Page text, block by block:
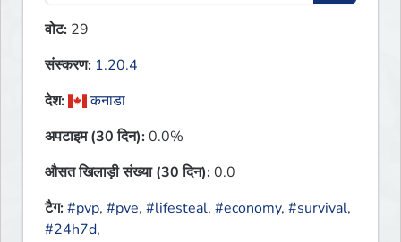
वोट: 29
संस्करण: 1.20.4
देश:
कनाडा
अपटाइम (30 दिन):0.0%
औसत खिलाड़ी संख्या (30 दिन):0.0
टैग:#pvp, #pve, #lifesteal, #economy, #survival,
#24h7d,